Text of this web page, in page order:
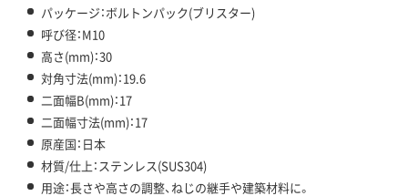
パッケージ：ボルトンパック(ブリスター)
呼び径：M10
高さ(mm)：30
対角寸法(mm)：19.6
二面幅B(mm)：17
二面幅寸法(mm)：17
原産国：日本
材質/仕上：ステンレス(SUS304)
用途：長さや高さの調整、ねじの継手や建築材料に。